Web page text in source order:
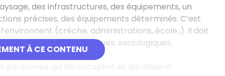
À CE CONTENU
des infrastructures, des équipements, un
précises, des équipements déterminés. C’est
(crèche, administrations, école..). Il doit
: psychologiques, sociologiques,